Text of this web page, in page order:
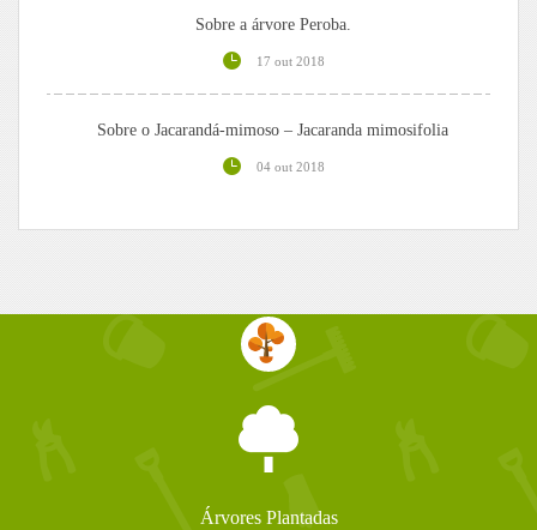
Sobre a árvore Peroba.
17 out 2018
Sobre o Jacarandá-mimoso – Jacaranda mimosifolia
04 out 2018
Árvores Plantadas